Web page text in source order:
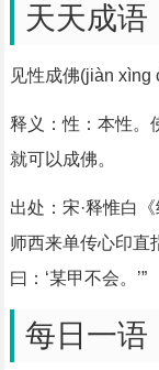
天天成语
见性成佛(jiàn xìng
释义：性：本性。
就可以成佛。
出处：宋·释惟白
师西来单传心印直
曰：‘某甲不会。’”
每日一语